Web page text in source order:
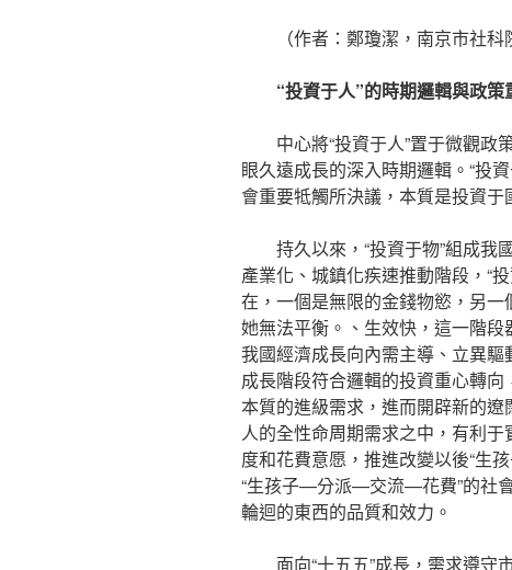
（作者：鄭瓊潔，南京市社科
“投資于人”的時期邏輯與政策
中心將“投資于人”置于微觀
眼久遠成長的深入時期邏輯。“投
會重要牴觸所決議，本質是投資
持久以來，“投資于物”組成我
產業化、城鎮化疾速推動階段，“
在，一個是無限的金錢物慾，另
她無法平衡。、生效快，這一階段
我國經濟成長向內需主導、立異驅
成長階段符合邏輯的投資重心轉
本質的進級需求，進而開辟新的
人的全性命周期需求之中，有利
度和花費意愿，推進改變以後“生
“生孩子—分派—交流—花費”的社
輪迴的東西的品質和效力。
面向“十五五”成長，需求遵